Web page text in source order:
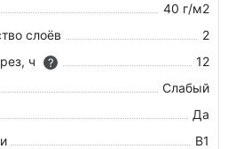
40 г/м2
слоёв
2
ч
?
12
Слабый
Да
В1